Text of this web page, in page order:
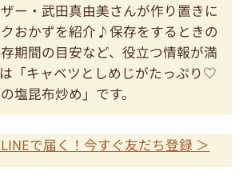
ー・武田真由美さんが作り置きに
おかずを紹介♪保存をするときの
期間の目安など、役立つ情報が満
「キャベツとしめじがたっぷり♡
塩昆布炒め」です。
で届く！今すぐ友だち登録 ＞